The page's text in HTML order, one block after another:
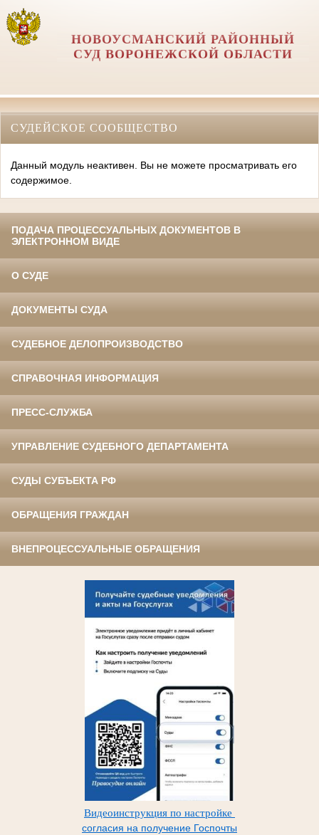
НОВОУСМАНСКИЙ РАЙОННЫЙ
СУД ВОРОНЕЖСКОЙ ОБЛАСТИ
СУДЕЙСКОЕ СООБЩЕСТВО
Данный модуль неактивен. Вы не можете просматривать его
содержимое.
ПОДАЧА ПРОЦЕССУАЛЬНЫХ ДОКУМЕНТОВ В
ЭЛЕКТРОННОМ ВИДЕ
О СУДЕ
ДОКУМЕНТЫ СУДА
СУДЕБНОЕ ДЕЛОПРОИЗВОДСТВО
СПРАВОЧНАЯ ИНФОРМАЦИЯ
ПРЕСС-СЛУЖБА
УПРАВЛЕНИЕ СУДЕБНОГО ДЕПАРТАМЕНТА
СУДЫ СУБЪЕКТА РФ
ОБРАЩЕНИЯ ГРАЖДАН
ВНЕПРОЦЕССУАЛЬНЫЕ ОБРАЩЕНИЯ
Видеоинструкция по настройке
согласия на получение Госпочты